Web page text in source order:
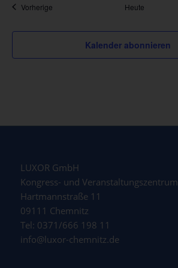
VorherigeVeranstaltungen Heute
Kalender abonnieren
LUXOR GmbH
Kongress- und Veranstaltungszentrum
Hartmannstraße 11
09111 Chemnitz
Tel: 0371/666 198 11
info@luxor-chemnitz.de